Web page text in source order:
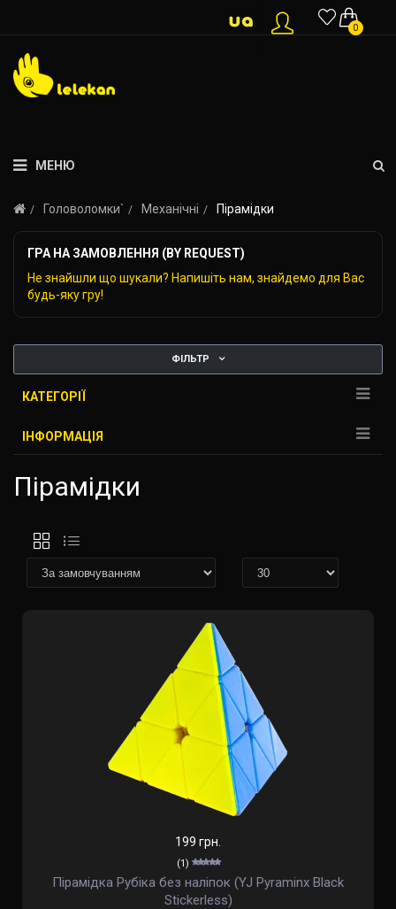
0
МЕНЮ
Головоломки` Механічні Пірамідки
ГРА НА ЗАМОВЛЕННЯ (BY REQUEST)
Не знайшли що шукали? Напишіть нам, знайдемо для Вас
будь-яку гру!
ФІЛЬТР
КАТЕГОРІЇ
ІНФОРМАЦІЯ
Пірамідки
199 грн.
(1)
Пірамідка Рубіка без наліпок (YJ Pyraminx Black
Stickerless)